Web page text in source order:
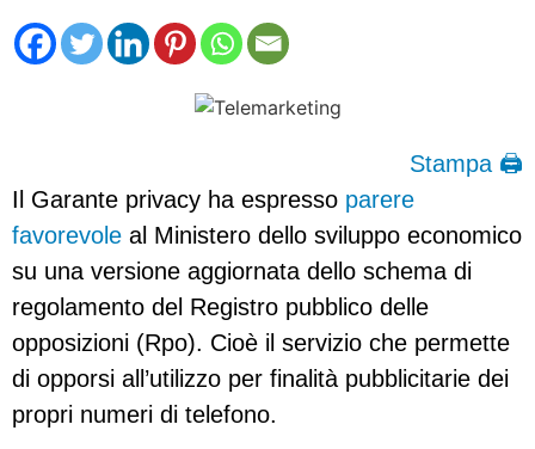
Stampa 🖨
Il Garante privacy ha espresso parere
favorevole al Ministero dello sviluppo economico
su una versione aggiornata dello schema di
regolamento del Registro pubblico delle
opposizioni (Rpo). Cioè il servizio che permette
di opporsi all’utilizzo per finalità pubblicitarie dei
propri numeri di telefono.